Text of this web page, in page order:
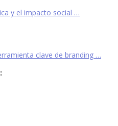
y el impacto social …
clave de branding …